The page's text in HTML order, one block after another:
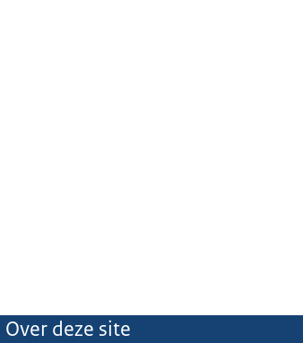
Over deze site